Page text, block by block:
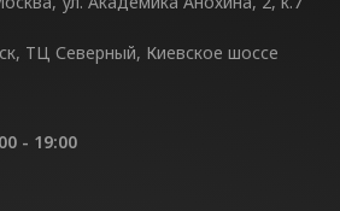
ТЦ Северный, Киевское шоссе
- 19:00